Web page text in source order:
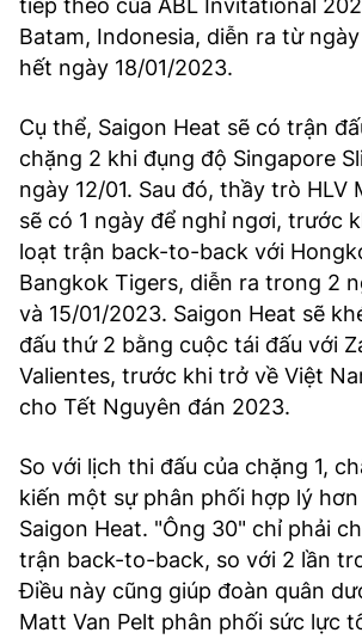
tiếp theo của ABL Invitational
Batam, Indonesia, diễn ra từ
hết ngày 18/01/2023.
Cụ thể, Saigon Heat sẽ có trận
chặng 2 khi đụng độ Singapore
ngày 12/01. Sau đó, thầy trò HLV
sẽ có 1 ngày để nghỉ ngơi, trước
loạt trận back-to-back với
Bangkok Tigers, diễn ra trong 2
và 15/01/2023. Saigon Heat sẽ
đấu thứ 2 bằng cuộc tái đấu với
Valientes, trước khi trở về Việt
cho Tết Nguyên đán 2023.
So với lịch thi đấu của chặng 1,
kiến một sự phân phối hợp lý
Saigon Heat. "Ông 30" chỉ phải
trận back-to-back, so với 2 lần
Điều này cũng giúp đoàn quân
Matt Van Pelt phân phối sức lực